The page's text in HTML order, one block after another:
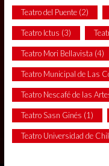
Teatro del Puente(2)
Teatro Ictus (3)
Teatro Mori Bellavista (4)
Teatro Municipal de Las
Teatro Nescafé de las
Teatro Sasn Ginés (1)
Teatro Universidad de